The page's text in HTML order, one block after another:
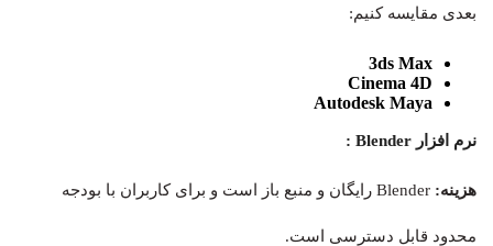
بعدی مقایسه کنیم:
3ds Max
Cinema 4D
Autodesk Maya
نرم افزار Blender :
هزینه: Blender رایگان و منبع باز است و برای کاربران با بودجه
محدود قابل دسترسی است.